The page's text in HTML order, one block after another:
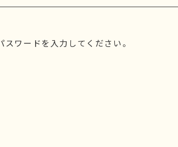
ワードを入力してください。